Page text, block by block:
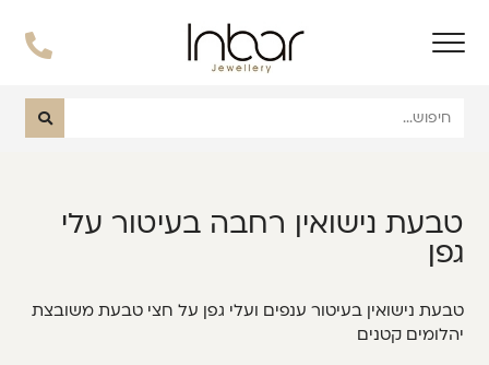
טבעת נישואין רחבה בעיטור עלי
גפן
טבעת נישואין בעיטור ענפים ועלי גפן על חצי טבעת משובצת
יהלומים קטנים